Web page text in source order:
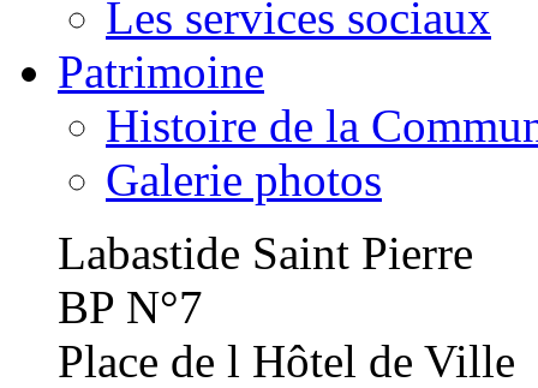
Les services sociaux
Patrimoine
Histoire de la
Galerie photos
Labastide Saint Pierre
BP N°7
Place de l Hôtel de Ville